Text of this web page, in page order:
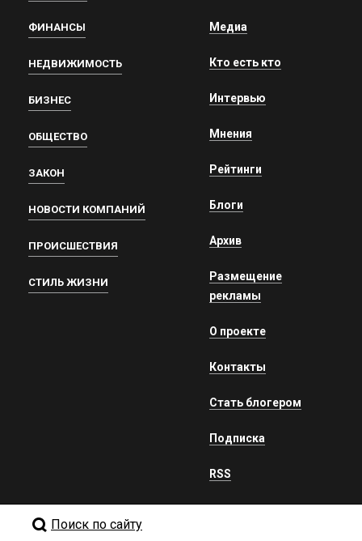
ФИНАНСЫ
НЕДВИЖИМОСТЬ
БИЗНЕС
ОБЩЕСТВО
ЗАКОН
НОВОСТИ КОМПАНИЙ
ПРОИСШЕСТВИЯ
СТИЛЬ ЖИЗНИ
Медиа
Кто есть кто
Интервью
Мнения
Рейтинги
Блоги
Архив
Размещение
рекламы
О проекте
Контакты
Стать блогером
Подписка
RSS
Поиск по сайту